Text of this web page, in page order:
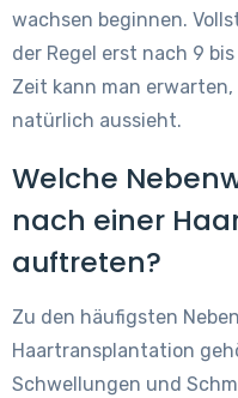
wachsen beginnen.
der Regel erst nach 9
Zeit kann man
natürlich aussieht.
Welche
nach einer
auftreten?
Zu den häufigsten
Haartransplantation
Schwellungen und